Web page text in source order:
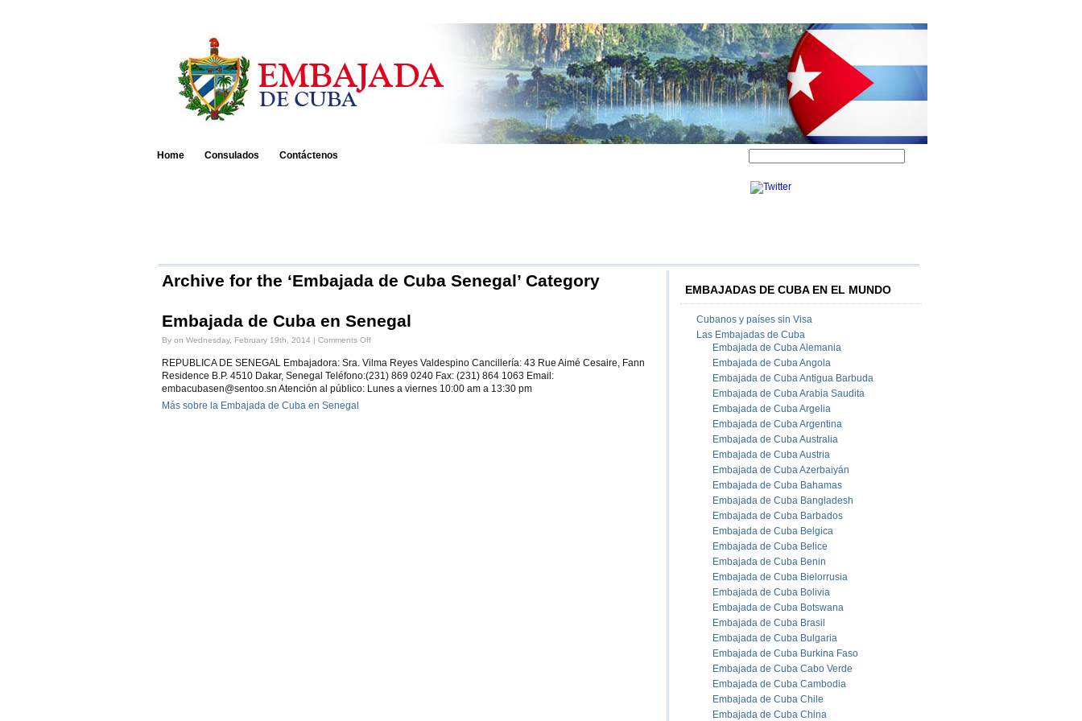
Home Consulados Contáctenos
Archive for the ‘Embajada de Cuba Senegal’ Category
Embajada de Cuba en Senegal
By on Wednesday, February 19th, 2014 | Comments Offon
Cuba
en
Senegal
REPUBLICA DE SENEGAL Embajadora: Sra. Vilma Reyes Valdespino Cancillería: 43 Rue Aimé Cesaire, Fann
Residence B.P. 4510 Dakar, Senegal Teléfono:(231) 869 0240 Fax: (231) 864 1063 Email:
embacubasen@sentoo.sn Atención al público: Lunes a viernes 10:00 am a 13:30 pm
Más sobre la Embajada de Cuba en Senegal
EMBAJADAS DE CUBA EN EL MUNDO
Cubanos y países sin Visa
Las Embajadas de Cuba
Embajada de Cuba Alemania
Embajada de Cuba Angola
Embajada de Cuba Antigua Barbuda
Embajada de Cuba Arabia Saudita
Embajada de Cuba Argelia
Embajada de Cuba Argentina
Embajada de Cuba Australia
Embajada de Cuba Austria
Embajada de Cuba Azerbaiyán
Embajada de Cuba Bahamas
Embajada de Cuba Bangladesh
Embajada de Cuba Barbados
Embajada de Cuba Belgica
Embajada de Cuba Belice
Embajada de Cuba Benin
Embajada de Cuba Bielorrusia
Embajada de Cuba Bolivia
Embajada de Cuba Botswana
Embajada de Cuba Brasil
Embajada de Cuba Bulgaria
Embajada de Cuba Burkina Faso
Embajada de Cuba Cabo Verde
Embajada de Cuba Cambodia
Embajada de Cuba Chile
Embajada de Cuba China